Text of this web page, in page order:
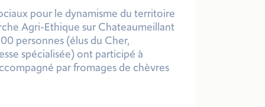
pour le dynamisme du territoire
Agri-Ethique sur Chateaumeillant
personnes (élus du Cher,
spécialisée) ont participé à
par fromages de chèvres